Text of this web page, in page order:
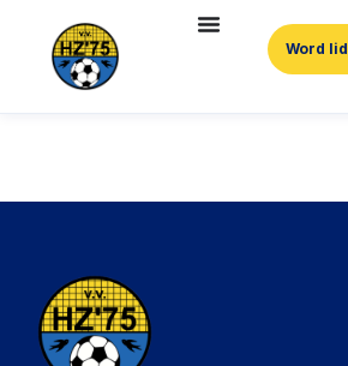
Word lid